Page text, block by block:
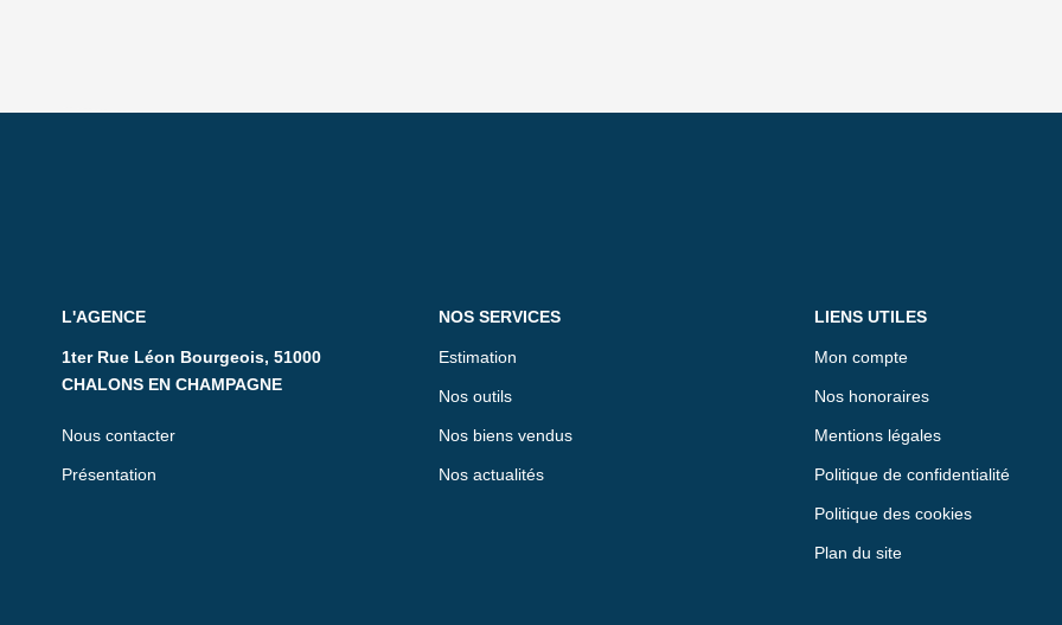
L'AGENCE
1ter Rue Léon Bourgeois, 51000
CHALONS EN CHAMPAGNE
Nous contacter
Présentation
NOS SERVICES
Estimation
Nos outils
Nos biens vendus
Nos actualités
LIENS UTILES
Mon compte
Nos honoraires
Mentions légales
Politique de confidentialité
Politique des cookies
Plan du site